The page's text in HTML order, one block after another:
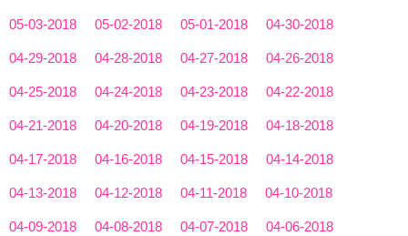
05-03-2018 05-02-2018 05-01-2018 04-30-2018
04-29-2018 04-28-2018 04-27-2018 04-26-2018
04-25-2018 04-24-2018 04-23-2018 04-22-2018
04-21-2018 04-20-2018 04-19-2018 04-18-2018
04-17-2018 04-16-2018 04-15-2018 04-14-2018
04-13-2018 04-12-2018 04-11-2018 04-10-2018
04-09-2018 04-08-2018 04-07-2018 04-06-2018